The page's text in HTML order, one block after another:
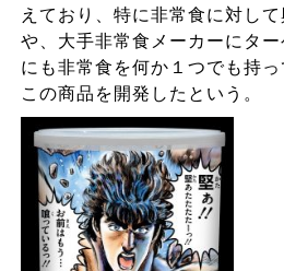
えており、特に非常食に対し
や、大手非常食メーカーにタ
にも非常食を何か１つでも持
この商品を開発したという。